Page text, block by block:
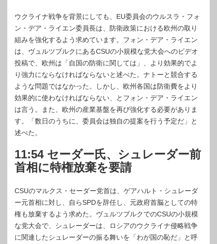
ウクライナ戦争を背景にしても、EU委員会のウルスラ・フォ
ン・デア・ライエン委員長は、防衛政策における欧州の取り
組みを強化するよう求めています。フォン・デア・ライエン
は、ヴュルツブルクにあるCSUの小規模な党大会へのビデオ
投稿で、欧州は「自国の防衛に関しては」、より効果的でよ
り強力にならなければならないと述べた。ナトーと競合する
ような問題ではなかった。しかし、欧州各国は防衛費をより
効果的に使わなければならない、とフォン・デア・ライエン
は言う。また、欧州の産業基盤を再び強化する必要がありま
す。「数日のうちに、委員会は独自の提案を行う予定だ」と
述べた。
11:54 セーダー氏、シュレーダー前
首相に特権放棄を要請
CSUのマルクス・セーダー党首は、ゲアハルト・シュレーダ
ー元首相に対し、自らSPDを辞任し、元政府首脳としての特
権も放棄するよう求めた。ヴュルツブルクでのCSUの小規模
な党大会で、シュレーダーは、ロシアのウクライナ侵略戦争
に関連したシュレーダーの振る舞いを「わが国の恥だ」と呼